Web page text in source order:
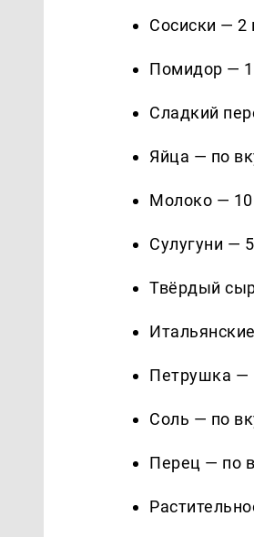
Сосиски —
Помидор —
Сладкий
Яйца — по
Молоко —
Сулугуни —
Твёрдый
Петрушка —
Соль — по
Перец — по